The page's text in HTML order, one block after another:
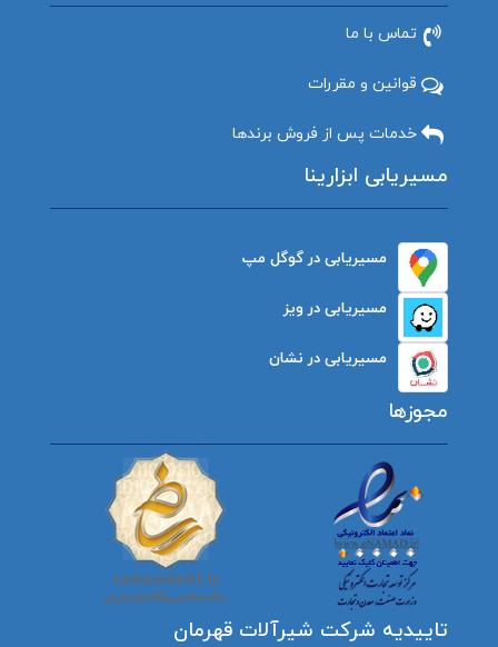
تماس با ما
قوانین و مقررات
خدمات پس از فروش برندها
مسیریابی ابزارینا
مسیریابی در گوگل مپ
مسیریابی در ویز
مسیریابی در نشان
مجوزها
تاییدیه شرکت شیرآلات قهرمان